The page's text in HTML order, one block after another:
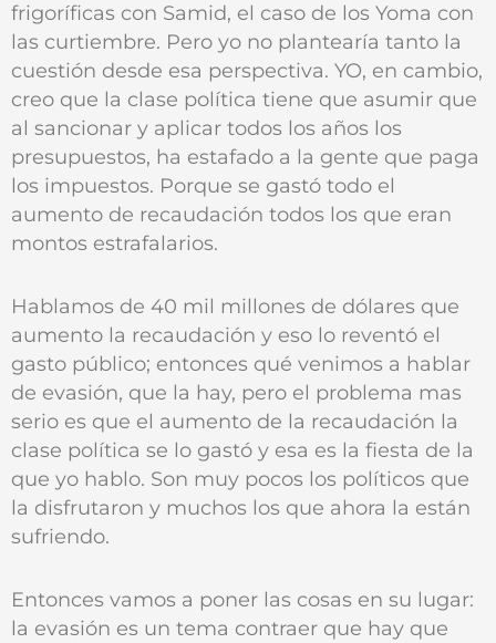
frigoríficas con Samid, el caso de los Yoma con
las curtiembre. Pero yo no plantearía tanto la
cuestión desde esa perspectiva. YO, en cambio,
creo que la clase política tiene que asumir que
al sancionar y aplicar todos los años los
presupuestos, ha estafado a la gente que paga
los impuestos. Porque se gastó todo el
aumento de recaudación todos los que eran
montos estrafalarios.
Hablamos de 40 mil millones de dólares que
aumento la recaudación y eso lo reventó el
gasto público; entonces qué venimos a hablar
de evasión, que la hay, pero el problema mas
serio es que el aumento de la recaudación la
clase política se lo gastó y esa es la fiesta de la
que yo hablo. Son muy pocos los políticos que
la disfrutaron y muchos los que ahora la están
sufriendo.
Entonces vamos a poner las cosas en su lugar:
la evasión es un tema contraer que hay que